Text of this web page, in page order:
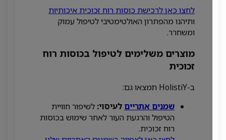
לחצו כאן לרכישת כוסות רוח זכוכית איכותיות
ותיהנו מהפתרון האולטימטיבי לטיפול עמוק
ומשחרר.
מוצרים משלימים לטיפול בכוסות רוח
זכוכית
שמנים אתרייםלעיסוי:לשיפור חוויית
הטיפול והרגעת העור לאחר שימוש בכוסות
רוח זכוכית.